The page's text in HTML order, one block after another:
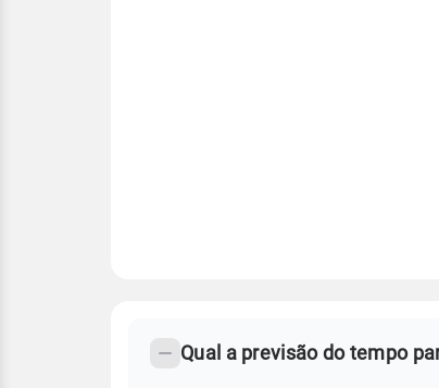
Qual a previsão do tempo